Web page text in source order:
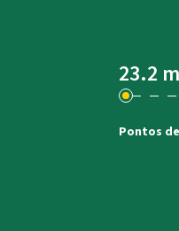
23.2
Pontos